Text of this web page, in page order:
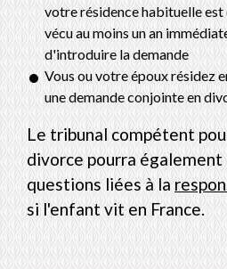
votre résidence habituelle est
vécu au moins un an
d'introduire la demande
Vous ou votre époux résidez
une demande conjointe en
Le tribunal compétent
divorce pourra également
questions liées à la
si l'enfant vit en France.